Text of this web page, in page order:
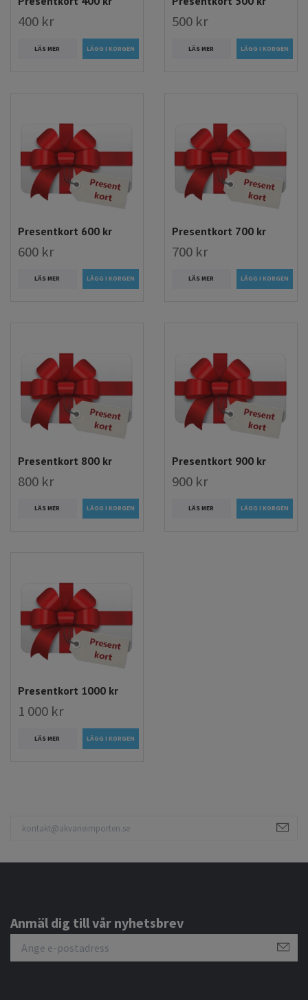
400 kr
LÄS MER
500 kr
LÄS MER
Presentkort 600 kr
600 kr
LÄS MER
Presentkort 700 kr
700 kr
LÄS MER
Presentkort 800 kr
800 kr
LÄS MER
Presentkort 900 kr
900 kr
LÄS MER
Presentkort 1000 kr
1 000 kr
LÄS MER
Anmäl dig till vår nyhetsbrev